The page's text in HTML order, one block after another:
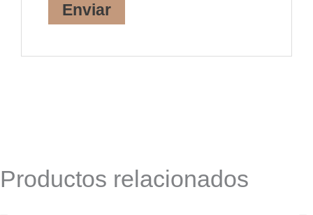
Productos relacionados